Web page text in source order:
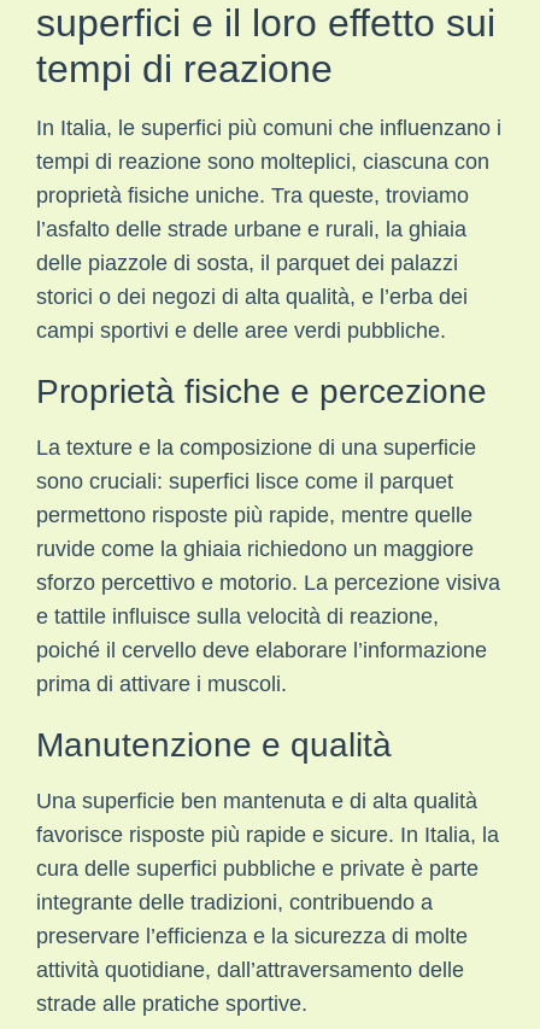
superfici e il loro effetto sui
tempi di reazione
In Italia, le superfici più comuni che influenzano i
tempi di reazione sono molteplici, ciascuna con
proprietà fisiche uniche. Tra queste, troviamo
l’asfalto delle strade urbane e rurali, la ghiaia
delle piazzole di sosta, il parquet dei palazzi
storici o dei negozi di alta qualità, e l’erba dei
campi sportivi e delle aree verdi pubbliche.
Proprietà fisiche e percezione
La texture e la composizione di una superficie
sono cruciali: superfici lisce come il parquet
permettono risposte più rapide, mentre quelle
ruvide come la ghiaia richiedono un maggiore
sforzo percettivo e motorio. La percezione visiva
e tattile influisce sulla velocità di reazione,
poiché il cervello deve elaborare l’informazione
prima di attivare i muscoli.
Manutenzione e qualità
Una superficie ben mantenuta e di alta qualità
favorisce risposte più rapide e sicure. In Italia, la
cura delle superfici pubbliche e private è parte
integrante delle tradizioni, contribuendo a
preservare l’efficienza e la sicurezza di molte
attività quotidiane, dall’attraversamento delle
strade alle pratiche sportive.